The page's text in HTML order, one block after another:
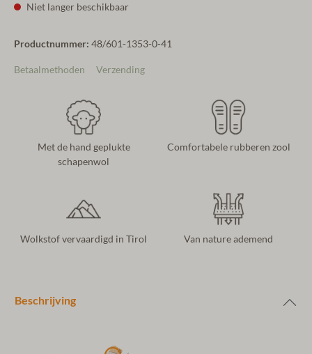
Niet langer beschikbaar
Productnummer: 48/601-1353-0-41
Betaalmethoden Verzending
Met de hand geplukte
schapenwol
Comfortabele rubberen zool
Wolkstof vervaardigd in Tirol Van nature ademend
Beschrijving